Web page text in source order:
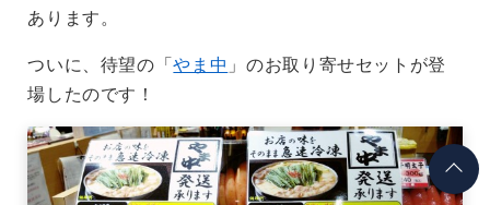
あります。
ついに、待望の「やま中 」のお取り寄せセットが登
場したのです！